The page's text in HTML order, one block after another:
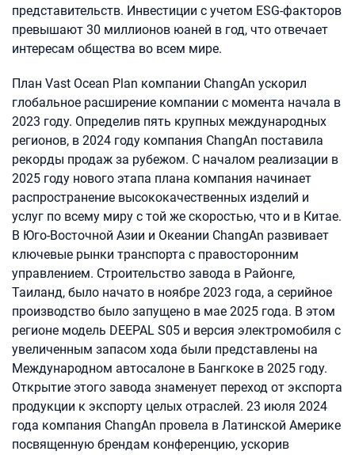
представительств. Инвестиции с учетом ESG-факторов
превышают 30 миллионов юаней в год, что отвечает
интересам общества во всем мире.
План Vast Ocean Plan компании ChangAn ускорил
глобальное расширение компании с момента начала в
2023 году. Определив пять крупных международных
регионов, в 2024 году компания ChangAn поставила
рекорды продаж за рубежом. С началом реализации в
2025 году нового этапа плана компания начинает
распространение высококачественных изделий и
услуг по всему миру с той же скоростью, что и в Китае.
В Юго-Восточной Азии и Океании ChangAn развивает
ключевые рынки транспорта с правосторонним
управлением. Строительство завода в Районге,
Таиланд, было начато в ноябре 2023 года, а серийное
производство было запущено в мае 2025 года. В этом
регионе модель DEEPAL S05 и версия электромобиля с
увеличенным запасом хода были представлены на
Международном автосалоне в Бангкоке в 2025 году.
Открытие этого завода знаменует переход от экспорта
продукции к экспорту целых отраслей. 23 июля 2024
года компания ChangAn провела в Латинской Америке
посвященную брендам конференцию, ускорив